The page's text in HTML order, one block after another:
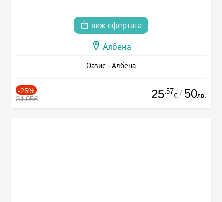
виж офертата
Албена
Оазис - Албена
-25%
34.05€ 25.57
€ / 50лв.